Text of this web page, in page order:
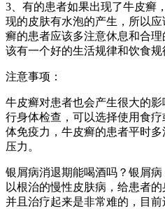
3、有的患者如果出现了牛皮癣
现的皮肤有水泡的产生，所以
癣的患者应该多注意休息和合
该有一个好的生活规律和饮食规
注意事项：
牛皮癣对患者也会产生很大的
行身体检查，可以选择使用食
体免疫力，牛皮癣的患者平时
压力。
银屑病消退期能喝酒吗？银屑
以根治的慢性皮肤病，给患者
并且治疗起来是非常难的，目